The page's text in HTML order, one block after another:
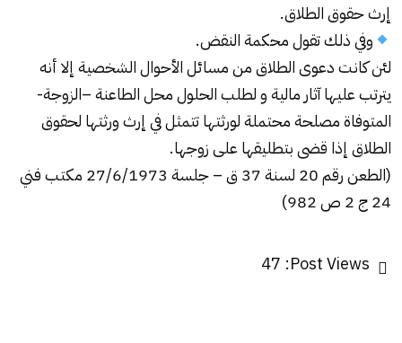
إرث حقوق الطلاق.
وفي ذلك تقول محكمة النقض.
لئن كانت دعوى الطلاق من مسائل الأحوال الشخصية إلا أنه
يترتب عليها آثار مالية و لطلب الحلول محل الطاعنة –الزوجة-
المتوفاة مصلحة محتملة لورثتها تتمثل في إرث ورثتها لحقوق
الطلاق إذا قضى بتطليقها على زوجها.
(الطعن رقم 20 لسنة 37 ق – جلسة 27/6/1973 مكتب فني
24 ج 2 ص 982)
Post Views:
47